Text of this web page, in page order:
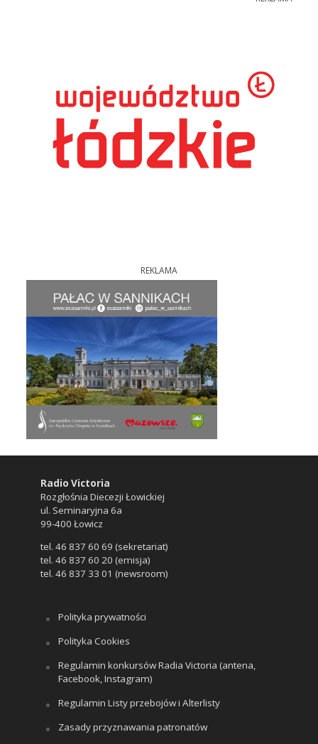
REKLAMA
Radio Victoria
Rozgłośnia Diecezji Łowickiej
ul. Seminaryjna 6a
99-400 Łowicz
tel. 46 837 60 69 (sekretariat)
tel. 46 837 60 20 (emisja)
tel. 46 837 33 01 (newsroom)
Polityka prywatności
Polityka Cookies
Regulamin konkursów Radia Victoria (antena,
Facebook, Instagram)
Regulamin Listy przebojów i Alterlisty
Zasady przyznawania patronatów